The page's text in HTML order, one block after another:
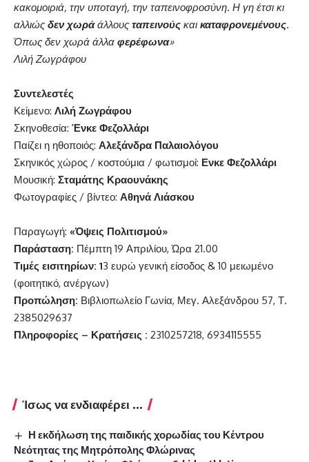
κακομοιριά, την υποταγή, την ταπεινοφροσύνη. Η γη έτσι κι
αλλιώς δεν χωράάλλους ταπεινούς και καταφρονεμένους.
Όπως δεν χωρά άλλα φερέφωνα»
Λιλή Ζωγράφου
Συντελεστές
Κείμενο: Λιλή Ζωγράφου
Σκηνοθεσία: Ένκε Φεζολλάρι
Παίζει η ηθοποιός: Αλεξάνδρα Παλαιολόγου
Σκηνικός χώρος / κοστούμια / φωτισμοί: Ενκε Φεζολλάρι
Μουσική: Σταμάτης Κραουνάκης
Φωτογραφίες / βίντεο: Αθηνά Λιάσκου
Παραγωγή: «Όψεις Πολιτισμού»
Παράσταση: Πέμπτη 19 Απριλίου, Ώρα 21.00
Τιμές εισιτηρίων: 13 ευρώ γενική είσοδος & 10 μειωμένο
(φοιτητικό, ανέργων)
Προπώληση: Βιβλιοπωλείο Γωνία, Μεγ. Αλεξάνδρου 57, Τ.
2385029637
Πληροφορίες – Κρατήσεις : 2310257218, 6934115555
Ίσως να ενδιαφέρει ...
Η εκδήλωση της παιδικής χορωδίας του Κέντρου
Νεότητας της Μητρόπολης Φλώρινας